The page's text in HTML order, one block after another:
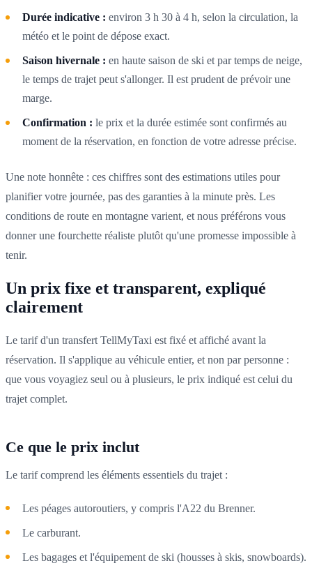
Durée indicative : environ 3 h 30 à 4 h, selon la circulation, la
météo et le point de dépose exact.
Saison hivernale : en haute saison de ski et par temps de neige,
le temps de trajet peut s'allonger. Il est prudent de prévoir une
marge.
Confirmation : le prix et la durée estimée sont confirmés au
moment de la réservation, en fonction de votre adresse précise.
Une note honnête : ces chiffres sont des estimations utiles pour
planifier votre journée, pas des garanties à la minute près. Les
conditions de route en montagne varient, et nous préférons vous
donner une fourchette réaliste plutôt qu'une promesse impossible à
tenir.
Un prix fixe et transparent, expliqué
clairement
Le tarif d'un transfert TellMyTaxi est fixé et affiché avant la
réservation. Il s'applique au véhicule entier, et non par personne :
que vous voyagiez seul ou à plusieurs, le prix indiqué est celui du
trajet complet.
Ce que le prix inclut
Le tarif comprend les éléments essentiels du trajet :
Les péages autoroutiers, y compris l'A22 du Brenner.
Le carburant.
Les bagages et l'équipement de ski (housses à skis, snowboards).